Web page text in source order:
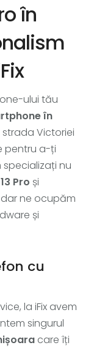
în
ului tău
în
Victoriei
pentru a-ți
nu
Pro și
dar ne ocupăm
și
cu
la iFix avem
singurul
care îți